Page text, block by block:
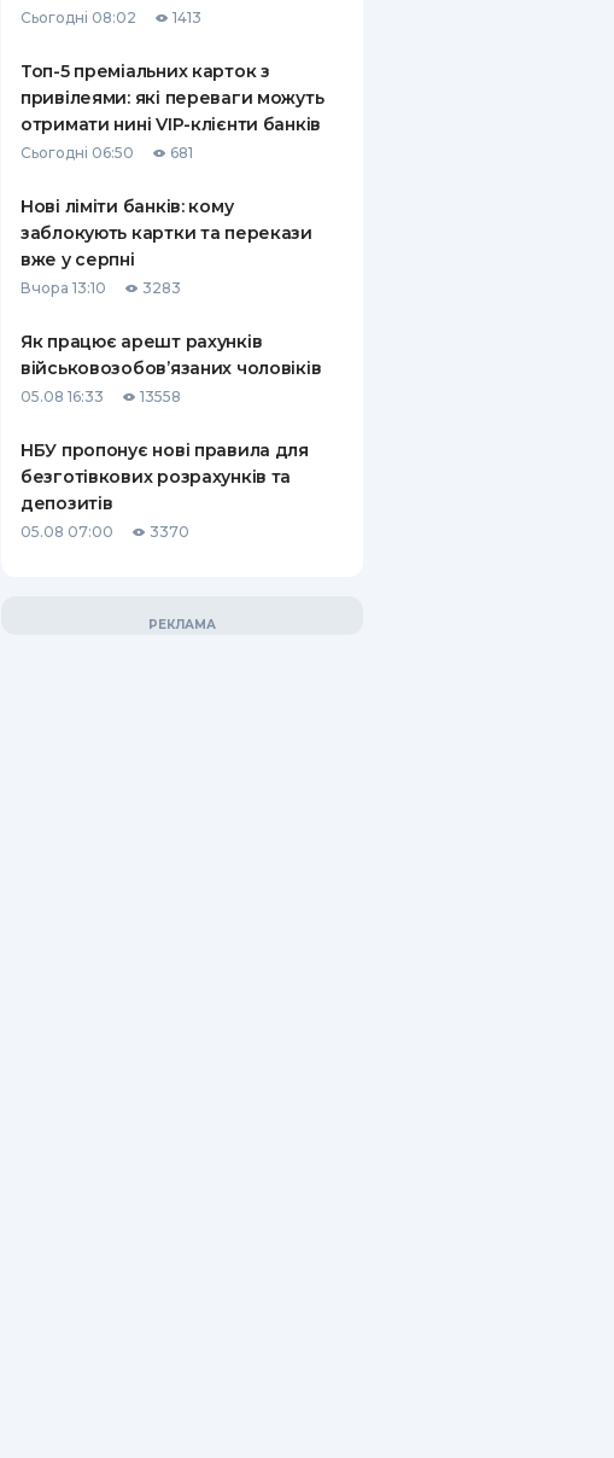
ВСІ СТРАХОВІ ПОЛІСИ
СТРАХОВІ КОМПАНІЇ
ВІДГУКИ ПРО СТРАХОВІ
КОМПАНІЇ
Сьогодні 08:02 1413
Топ-5 преміальних карток з
привілеями: які переваги можуть
отримати нині VIP-клієнти банків
Сьогодні 06:50 681
Нові ліміти банків: кому
заблокують картки та перекази
вже у серпні
Вчора 13:10 3283
Як працює арешт рахунків
військовозобов’язаних чоловіків
05.08 16:33 13558
НБУ пропонує нові правила для
безготівкових розрахунків та
депозитів
05.08 07:00 3370